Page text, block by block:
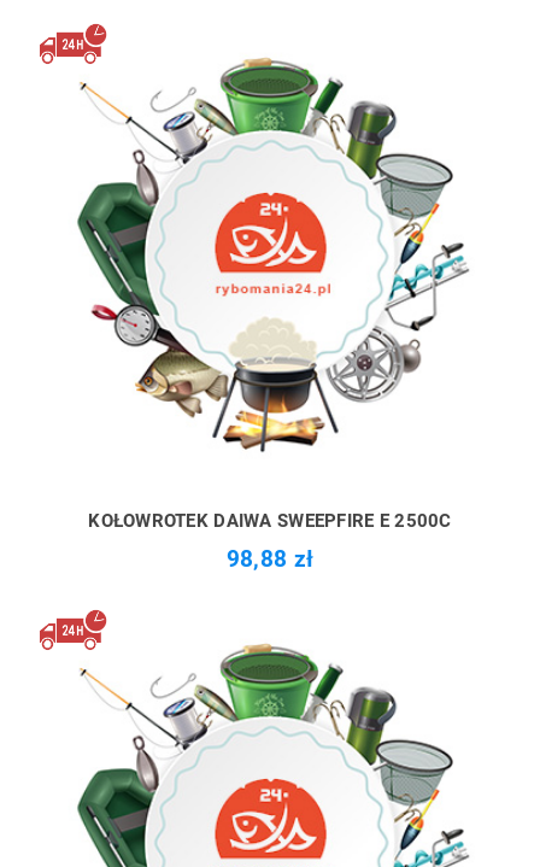
KOŁOWROTEK DAIWA SWEEPFIRE E 2500C
98,88 zł